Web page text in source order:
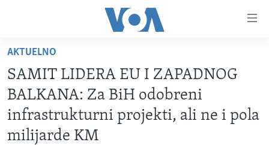
glavni
sadržaj
Pređi
na
glavnu
navigaciju
FOTOGRAFIJE DANA
VIJESTI
AKTUELNO
SAMIT LIDERA EU I ZAPADNOG
BALKANA: Za BiH odobreni
infrastrukturni projekti, ali ne i pola
milijarde KM